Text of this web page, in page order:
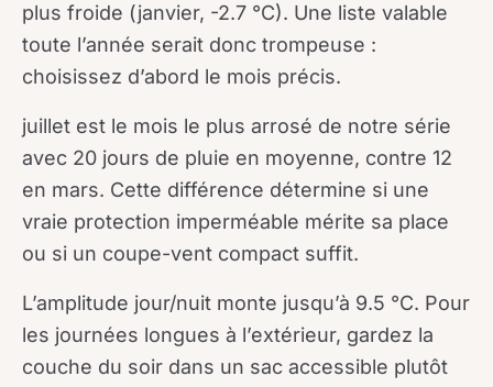
plus froide (janvier, -2.7 °C). Une liste valable
toute l’année serait donc trompeuse :
choisissez d’abord le mois précis.
juillet est le mois le plus arrosé de notre série
avec 20 jours de pluie en moyenne, contre 12
en mars. Cette différence détermine si une
vraie protection imperméable mérite sa place
ou si un coupe-vent compact suffit.
L’amplitude jour/nuit monte jusqu’à 9.5 °C. Pour
les journées longues à l’extérieur, gardez la
couche du soir dans un sac accessible plutôt